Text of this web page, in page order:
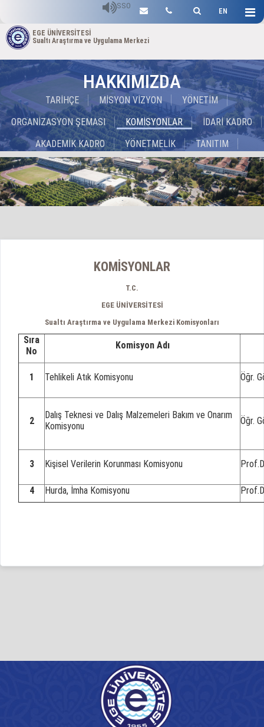
EN
SSO
EGE ÜNİVERSİTESİ
Sualtı Araştırma ve Uygulama Merkezi
HAKKIMIZDA
TARİHÇE MİSYON VİZYON
YÖNETİM
ORGANİZASYON ŞEMASI
KOMİSYONLAR
İDARİ KADRO
AKADEMİK KADRO
YÖNETMELİK TANITIM
KOMİSYONLAR
T.C.
EGE ÜNİVERSİTESİ
Sualtı Araştırma ve Uygulama Merkezi Komisyonları
Sıra
No
Komisyon Adı
1 Tehlikeli Atık Komisyonu Öğr.
2
Dalış Teknesi ve Dalış Malzemeleri Bakım ve Onarım
Komisyonu
Öğr.
3 Kişisel Verilerin Korunması Komisyonu
4 Hurda, İmha Komisyonu